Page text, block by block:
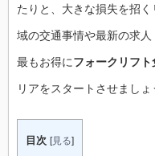
たりと、大きな損失を招
域の交通事情や最新の求人
最もお得にフォークリフ
リアをスタートさせましょ
目次 [見る]